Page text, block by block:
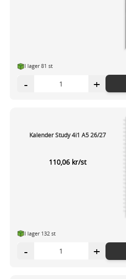
I lager 81 st
- +
Kalender Study 4i1 A5 26/27
110,06 kr/st
I lager 132 st
- +